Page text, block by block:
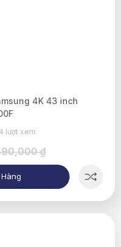
4K 43 inch
lượt xem
₫